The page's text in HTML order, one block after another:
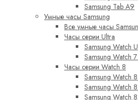
Samsung Tab A9
Умные часы Samsung
Все умные часы
Часы серии Ultra
Samsung Watch
Samsung Watch
Часы серии Watch 8
Samsung Watch
Samsung Watch
Samsung Watch 8